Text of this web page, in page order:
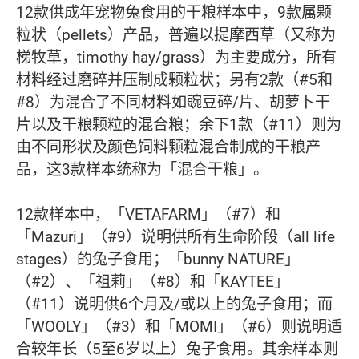
12款供成年宠物兔食用的干粮样本中，9款属颗
粒状（pellets）产品，普遍以提摩西草（又称为
梯牧草，timothy hay/grass）为主要成分，所有
材料经过磨碎并压制成颗粒状；另有2款（#5和
#8）为混合了不同材料如豌豆碎/片、胡萝卜干
片以及干粮颗粒的混合粮；余下1款（#11）则为
由不同形状及颜色饲料颗粒混合制成的干粮产
品，这3款样本统称为「混合干粮」。
12款样本中，「VETAFARM」（#7）和
「Mazuri」（#9）说明供所有生命阶段（all life
stages）的兔子食用；「bunny NATURE」
（#2）、「祖莉」（#8）和「KAYTEE」
（#11）说明供6个月及/或以上的兔子食用；而
「WOOLY」（#3）和「MOMI」（#6）则说明适
合较年长（5至6岁以上）兔子食用。其余样本则